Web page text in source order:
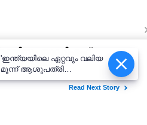
'ഇന്ത്യയിലെ ഏറ്റവും വലിയ
മൂന്ന് ആശുപത്രി
ശൃംഖലകളിൽ ഒന്നായി
ആസ്റ്റർ ഡിഎം ക്വാളിറ്റി